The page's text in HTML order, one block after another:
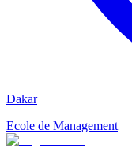
Dakar
Ecole de Management